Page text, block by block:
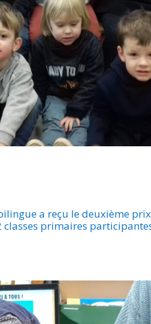
a reçu le deuxième
primaires